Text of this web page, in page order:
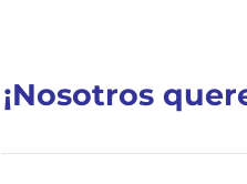
¡Nosotros